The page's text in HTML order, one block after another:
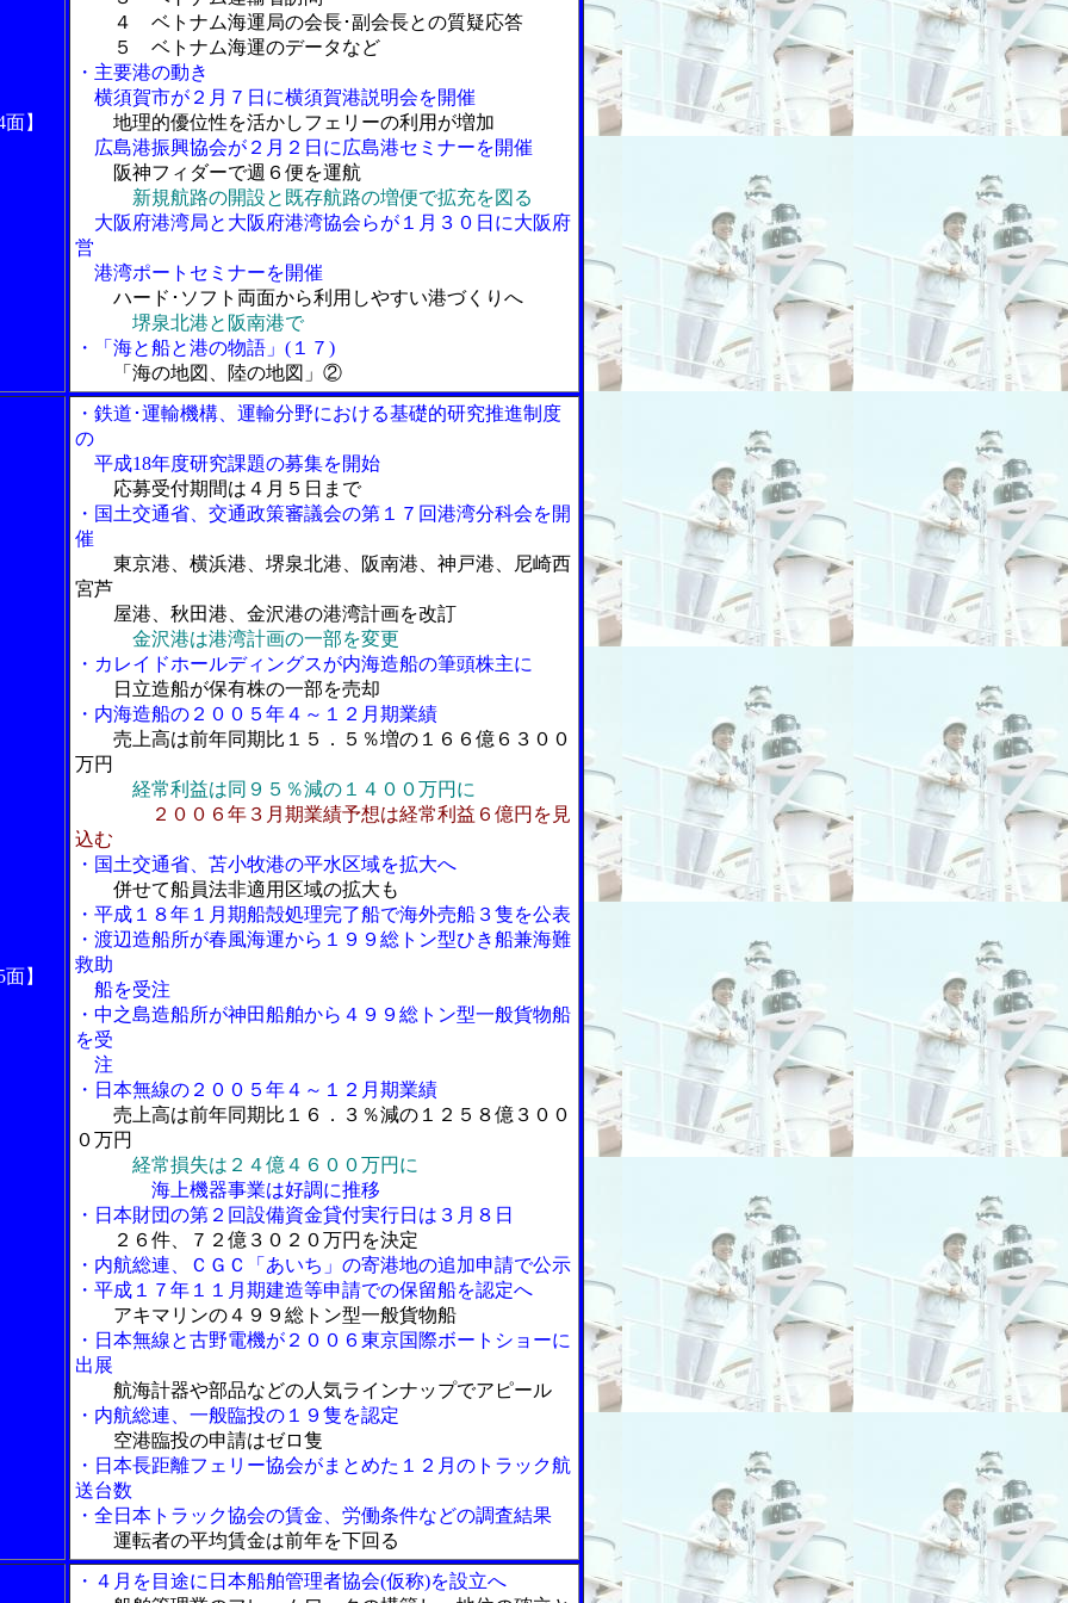
】
４ ベトナム海運局の会長･副会長との質疑応答
５ ベトナム海運のデータなど
・主要港の動き
横須賀市が２月７日に横須賀港説明会を開催
地理的優位性を活かしフェリーの利用が増加
広島港振興協会が２月２日に広島港セミナーを開催
阪神フィダーで週６便を運航
新規航路の開設と既存航路の増便で拡充を図る
大阪府港湾局と大阪府港湾協会らが１月３０日に大阪府
営
港湾ポートセミナーを開催
ハード･ソフト両面から利用しやすい港づくりへ
堺泉北港と阪南港で
・「海と船と港の物語」(１７)
「海の地図、陸の地図」②
】
・鉄道･運輸機構、運輸分野における基礎的研究推進制度
の
平成18年度研究課題の募集を開始
応募受付期間は４月５日まで
・国土交通省、交通政策審議会の第１７回港湾分科会を開
催
東京港、横浜港、堺泉北港、阪南港、神戸港、尼崎西
宮芦
屋港、秋田港、金沢港の港湾計画を改訂
金沢港は港湾計画の一部を変更
・カレイドホールディングスが内海造船の筆頭株主に
日立造船が保有株の一部を売却
・内海造船の２００５年４～１２月期業績
売上高は前年同期比１５．５％増の１６６億６３００
万円
経常利益は同９５％減の１４００万円に
２００６年３月期業績予想は経常利益６億円を見
込む
・国土交通省、苫小牧港の平水区域を拡大へ
併せて船員法非適用区域の拡大も
・平成１８年１月期船殻処理完了船で海外売船３隻を公表
・渡辺造船所が春風海運から１９９総トン型ひき船兼海難
救助
船を受注
・中之島造船所が神田船舶から４９９総トン型一般貨物船
を受
注
・日本無線の２００５年４～１２月期業績
売上高は前年同期比１６．３％減の１２５８億３００
０万円
経常損失は２４億４６００万円に
海上機器事業は好調に推移
・日本財団の第２回設備資金貸付実行日は３月８日
２６件、７２億３０２０万円を決定
・内航総連、ＣＧＣ「あいち」の寄港地の追加申請で公示
・平成１７年１１月期建造等申請での保留船を認定へ
アキマリンの４９９総トン型一般貨物船
・日本無線と古野電機が２００６東京国際ボートショーに
出展
航海計器や部品などの人気ラインナップでアピール
・内航総連、一般臨投の１９隻を認定
空港臨投の申請はゼロ隻
・日本長距離フェリー協会がまとめた１２月のトラック航
送台数
・全日本トラック協会の賃金、労働条件などの調査結果
運転者の平均賃金は前年を下回る
・４月を目途に日本船舶管理者協会(仮称)を設立へ